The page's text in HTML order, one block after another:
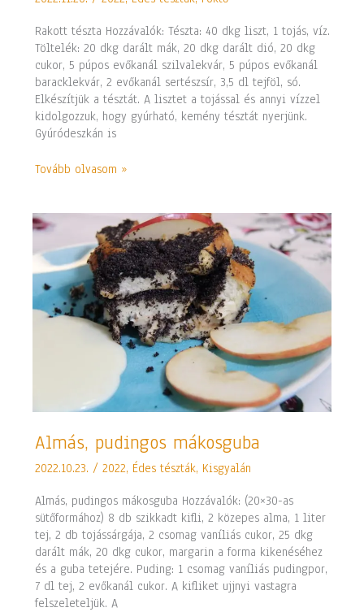
Rakott tészta Hozzávalók: Tészta: 40 dkg liszt, 1 tojás, víz.
Töltelék: 20 dkg darált mák, 20 dkg darált dió, 20 dkg
cukor, 5 púpos evőkanál szilvalekvár, 5 púpos evőkanál
baracklekvár, 2 evőkanál sertészsír, 3,5 dl tejföl, só.
Elkészítjük a tésztát. A lisztet a tojással és annyi vízzel
kidolgozzuk, hogy gyúrható, kemény tésztát nyerjünk.
Gyúródeszkán is
Tovább olvasom »
Almás, pudingos mákosguba
2022.10.23./2022, Édes tészták, Kisgyalán
Almás, pudingos mákosguba Hozzávalók: (20×30-as
sütőformához) 8 db szikkadt kifli, 2 közepes alma, 1 liter
tej, 2 db tojássárgája, 2 csomag vaníliás cukor, 25 dkg
darált mák, 20 dkg cukor, margarin a forma kikenéséhez
és a guba tetejére. Puding: 1 csomag vaníliás pudingpor,
7 dl tej, 2 evőkanál cukor. A kifliket ujjnyi vastagra
felszeleteljük. A
Almás,
mákosguba